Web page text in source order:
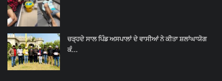
ਚੜ੍ਹਦੇ ਸਾਲ ਪਿੰਡ ਅਸਪਾਲਾਂ ਦੇ ਵਾਸੀਆਂ ਨੇ ਕੀਤਾ ਸ਼ਲਾਂਘਾਯੋਗ
ਕੰ...